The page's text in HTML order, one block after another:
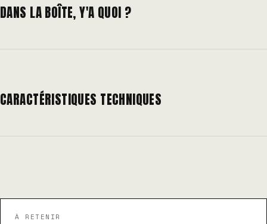
DANS LA BOÎTE, Y'A QUOI ?
CARACTÉRISTIQUES TECHNIQUES
À RETENIR